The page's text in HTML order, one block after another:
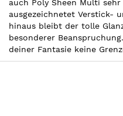
auch Poly Sheen Multi
ausgezeichnetet Verstick-
hinaus bleibt der tolle
besonderer
deiner Fantasie keine